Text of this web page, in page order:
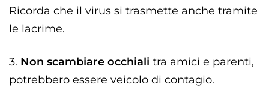
Ricorda che il virus si trasmette anche tramite
le lacrime.
3. Non scambiare occhiali tra amici e parenti,
potrebbero essere veicolo di contagio.